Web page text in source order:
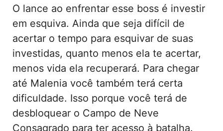
O lance ao enfrentar esse boss é investir
em esquiva. Ainda que seja difícil de
acertar o tempo para esquivar de suas
investidas, quanto menos ela te acertar,
menos vida ela recuperará. Para chegar
até Malenia você também terá certa
dificuldade. Isso porque você terá de
desbloquear o Campo de Neve
Consagrado para ter acesso à batalha.